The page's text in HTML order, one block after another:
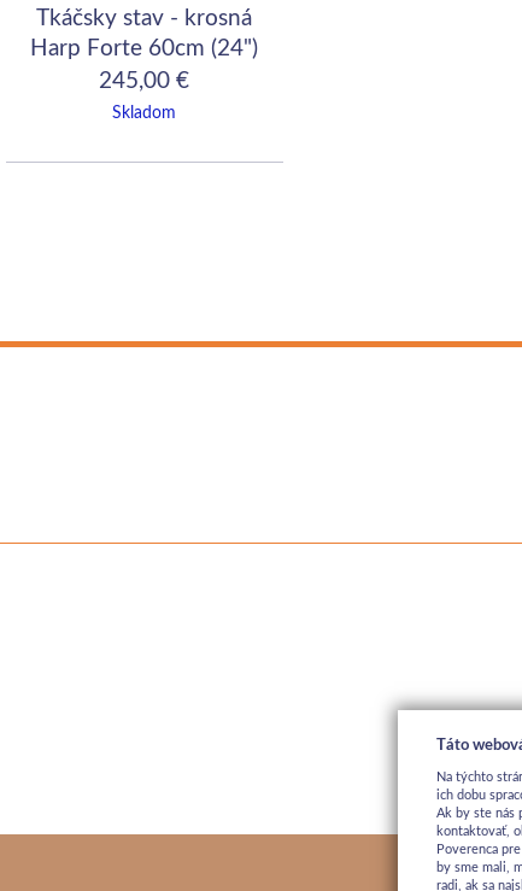
Tkáčsky stav - krosná
Harp Forte 60cm (24")
245,00 €
Skladom
Táto
Na týchto
ich dobu
Ak by ste nás
kontaktovať,
Poverenca
by sme mali,
radi, ak sa